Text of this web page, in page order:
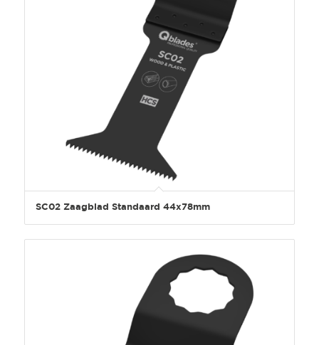
SC02 Zaagblad Standaard 44x78mm